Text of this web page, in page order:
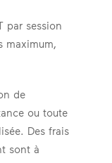
par session
maximum,
de
ou toute
Des frais
sont à